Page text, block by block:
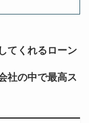
てくれるローン
社の中で最高ス